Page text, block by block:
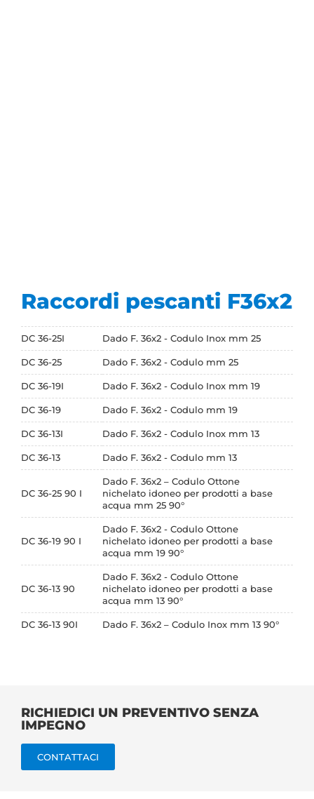
Raccordi pescanti F36x2
DC 36-25I Dado F. 36x2 - Codulo Inox mm 25
DC 36-25 Dado F. 36x2 - Codulo mm 25
DC 36-19I Dado F. 36x2 - Codulo Inox mm 19
DC 36-19 Dado F. 36x2 - Codulo mm 19
DC 36-13I Dado F. 36x2 - Codulo Inox mm 13
DC 36-13 Dado F. 36x2 - Codulo mm 13
DC 36-25 90 I
Dado F. 36x2 – Codulo Ottone
nichelato idoneo per prodotti a base
acqua mm 25 90°
DC 36-19 90 I
Dado F. 36x2 - Codulo Ottone
nichelato idoneo per prodotti a base
acqua mm 19 90°
DC 36-13 90
Dado F. 36x2 - Codulo Ottone
nichelato idoneo per prodotti a base
acqua mm 13 90°
DC 36-13 90I Dado F. 36x2 – Codulo Inox mm 13 90°
RICHIEDICI UN PREVENTIVO SENZA
IMPEGNO
CONTATTACI